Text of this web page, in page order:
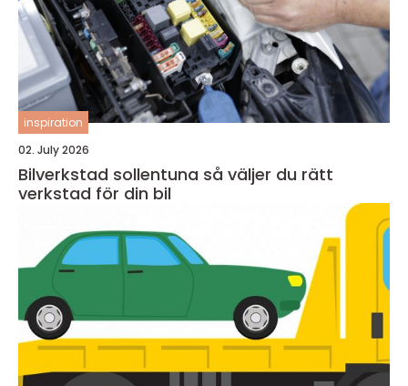
inspiration
02. July 2026
Bilverkstad sollentuna så väljer du rätt
verkstad för din bil